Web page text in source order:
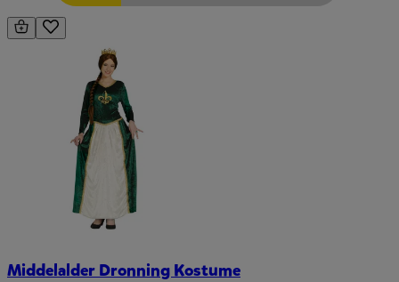
Middelalder Dronning Kostume